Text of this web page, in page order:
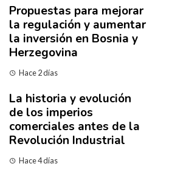
Propuestas para mejorar
la regulación y aumentar
la inversión en Bosnia y
Herzegovina
Hace 2 días
La historia y evolución
de los imperios
comerciales antes de la
Revolución Industrial
Hace 4 días